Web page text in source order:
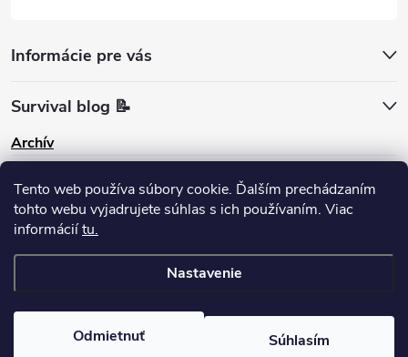
Tento web používa súbory cookie. Ďalším prechádzaním
tohto webu vyjadrujete súhlas s ich používaním. Viac
informáciítu.
Nastavenie
Odmietnuť Súhlasím
Informácie pre vás
Survival blog 📝
Archív
Pinterest
survival-shop. Všetky práva vyhradené.